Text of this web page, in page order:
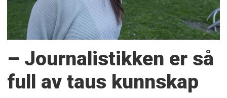
– Journalistikken er så
full av taus kunnskap